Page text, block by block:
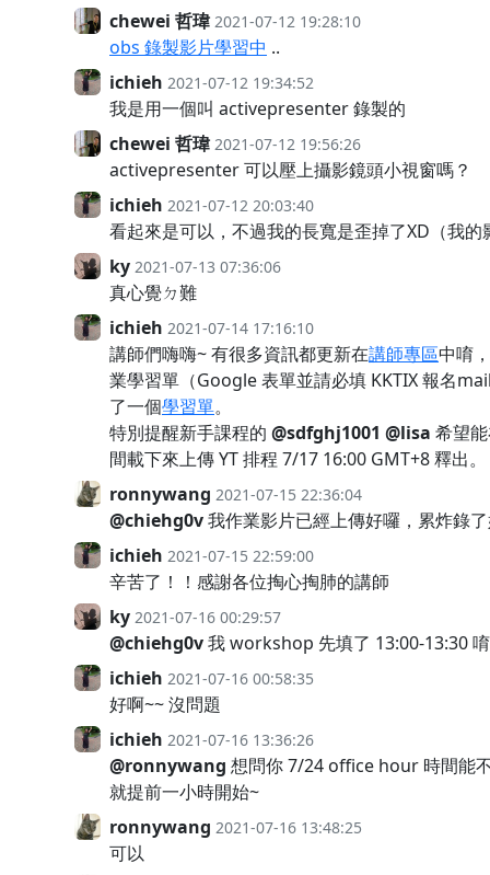
chewei 哲瑋 2021-07-12 19:28:10
obs 錄製影片學習中 ..
ichieh 2021-07-12 19:34:52
我是用一個叫 activepresenter 錄製的
chewei 哲瑋 2021-07-12 19:56:26
activepresenter 可以壓上攝影鏡頭小視窗嗎？
ichieh 2021-07-12 20:03:40
看起來是可以，不過我的長寬是歪掉了XD（我
ky 2021-07-13 07:36:06
真心覺ㄉ難
ichieh 2021-07-14 17:16:10
講師們嗨嗨~ 有很多資訊都更新在講師專區中唷
業學習單（Google 表單並請必填 KKTIX 報名
了一個學習單。
特別提醒新手課程的 @sdfghj1001 @lisa 希望
間載下來上傳 YT 排程 7/17 16:00 GMT+8 釋出。
ronnywang 2021-07-15 22:36:04
@chiehg0v我作業影片已經上傳好囉，累炸錄
ichieh 2021-07-15 22:59:00
辛苦了！！感謝各位掏心掏肺的講師
ky 2021-07-16 00:29:57
@chiehg0v我 workshop 先填了 13:00-13:30 唷
ichieh 2021-07-16 00:58:35
好啊~~ 沒問題
ichieh 2021-07-16 13:36:26
@ronnywang 想問你 7/24 office hour 時間能
就提前一小時開始~
ronnywang 2021-07-16 13:48:25
可以